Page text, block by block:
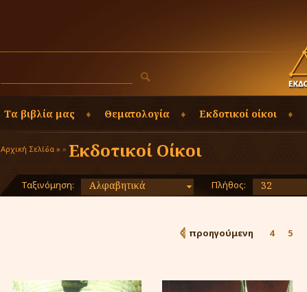
Τα βιβλία μας Θεματολογία Εκδοτικοί οίκοι
Αρχική Σελίδα » » Εκδοτικοί Οίκοι
Ταξινόμηση: Αλφαβητικά Πλήθος: 32
προηγούμενη 4 5